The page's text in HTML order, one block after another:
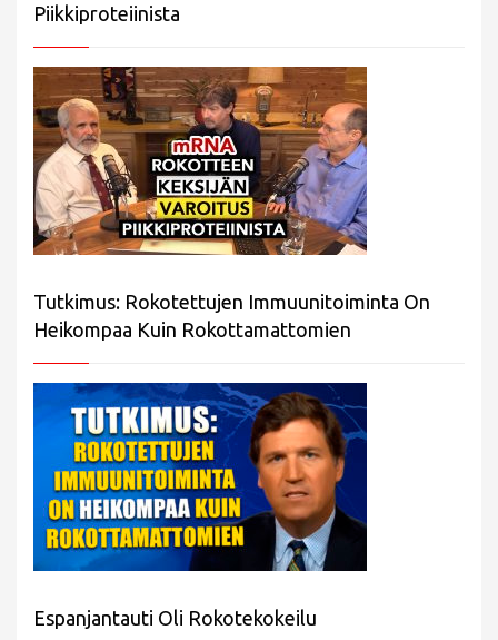
Piikkiproteiinista
Tutkimus: Rokotettujen Immuunitoiminta On
Heikompaa Kuin Rokottamattomien
Espanjantauti Oli Rokotekokeilu